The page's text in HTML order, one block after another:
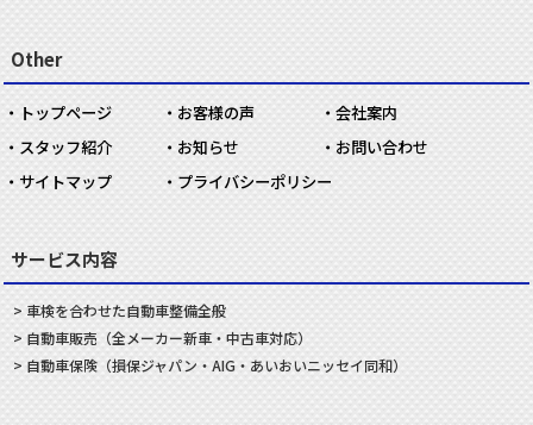
Other
トップページ お客様の声
会社案内
スタッフ紹介
お知らせ
お問い合わせ
サイトマップ
プライバシーポリシー
サービス内容
車検を合わせた自動車整備全般
自動車販売 （全メーカー新車・中古車対応）
自動車保険（損保ジャパン・AIG・あいおいニッセイ同和）